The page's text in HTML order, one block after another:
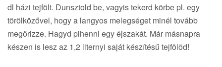
dl házi tejfölt. Dunsztold be, vagyis tekerd körbe pl. egy
törölközővel, hogy a langyos melegséget minél tovább
megőrizze. Hagyd pihenni egy éjszakát. Már másnapra
készen is lesz az 1,2 liternyi saját készítésű tejfölöd!